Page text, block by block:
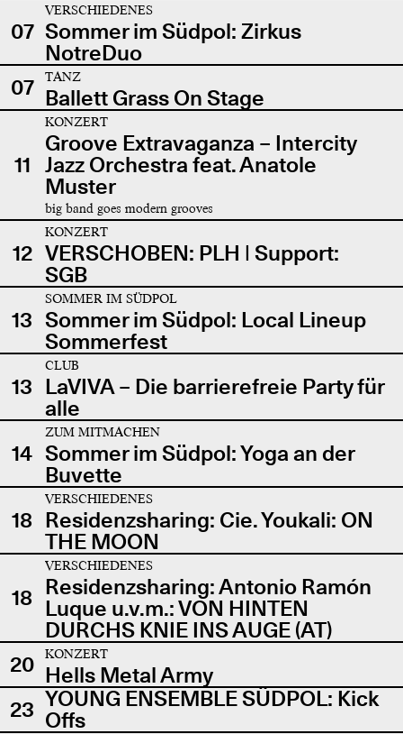
07
VERSCHIEDENES
Sommer im Südpol: Zirkus
NotreDuo
07
TANZ
Ballett Grass On Stage
11
KONZERT
Groove Extravaganza – Intercity
Jazz Orchestra feat. Anatole
Muster
big band goes modern grooves
12
KONZERT
VERSCHOBEN: PLH | Support:
SGB
13
SOMMER IM SÜDPOL
Sommer im Südpol: Local Lineup
Sommerfest
13
CLUB
LaVIVA – Die barrierefreie Party für
alle
14
ZUM MITMACHEN
Sommer im Südpol: Yoga an der
Buvette
18
VERSCHIEDENES
Residenzsharing: Cie. Youkali: ON
THE MOON
18
VERSCHIEDENES
Residenzsharing: Antonio Ramón
Luque u.v.m.: VON HINTEN
DURCHS KNIE INS AUGE (AT)
20
KONZERT
Hells Metal Army
23 YOUNG ENSEMBLE SÜDPOL: Kick
Offs